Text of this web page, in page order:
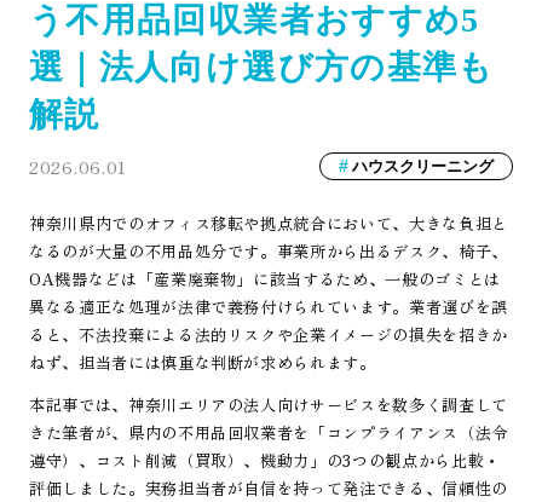
う不用品回収業者おすすめ5
選｜法人向け選び方の基準も
解説
2026.06.01 ハウスクリーニング
神奈川県内でのオフィス移転や拠点統合において、大きな負担と
なるのが大量の不用品処分です。事業所から出るデスク、椅子、
OA機器などは「産業廃棄物」に該当するため、一般のゴミとは
異なる適正な処理が法律で義務付けられています。業者選びを誤
ると、不法投棄による法的リスクや企業イメージの損失を招きか
ねず、担当者には慎重な判断が求められます。
本記事では、神奈川エリアの法人向けサービスを数多く調査して
きた筆者が、県内の不用品回収業者を「コンプライアンス（法令
遵守）、コスト削減（買取）、機動力」の3つの観点から比較・
評価しました。実務担当者が自信を持って発注できる、信頼性の